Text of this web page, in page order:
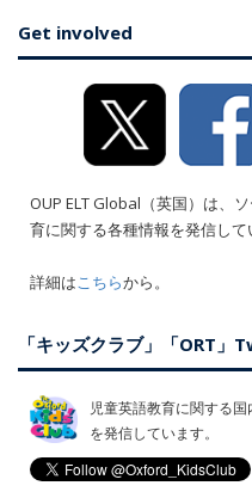
Get involved
OUP ELT Global（英国）は、
育に関する各種情報を発信して
詳細はこちらから。
「キッズクラブ」「ORT
児童英語教育に関する
を発信しています。